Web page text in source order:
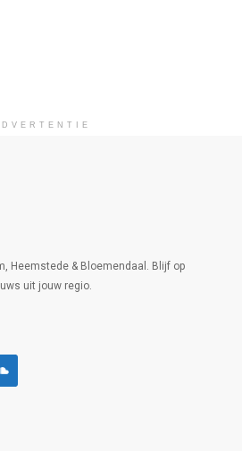
Heemstede & Bloemendaal. Blijf op
uit jouw regio.